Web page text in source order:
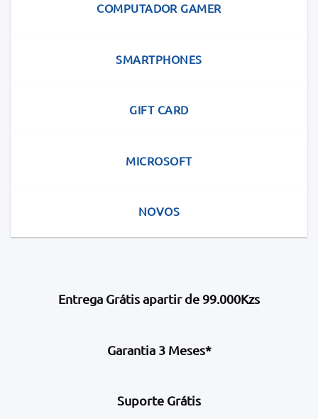
COMPUTADOR GAMER
SMARTPHONES
GIFT CARD
MICROSOFT
NOVOS
Entrega Grátis apartir de 99.000Kzs
Garantia 3 Meses*
Suporte Grátis